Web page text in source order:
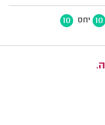
10 יחס 10